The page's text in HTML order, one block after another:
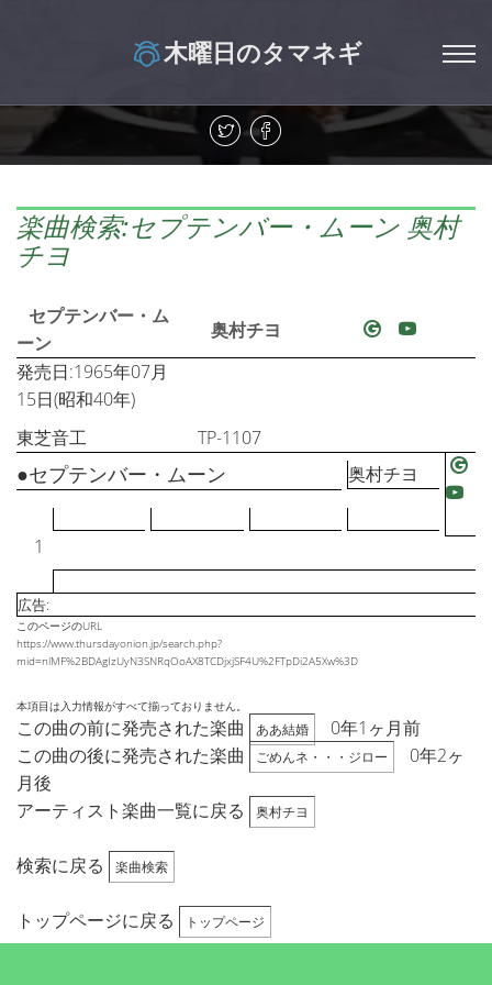
木曜日のタマネギ
楽曲検索:セプテンバー・ムーン 奥村
チヨ
セプテンバー・ム
ーン
奥村チヨ
発売日:1965年07月
15日(昭和40年)
東芝音工
TP-1107
1
●セプテンバー・ムーン 奥村チヨ
広告:
このページのURL
https://www.thursdayonion.jp/search.php?
mid=nlMF%2BDAgIzUyN3SNRqOoAX8TCDjxjSF4U%2FTpDi2A5Xw%3D
本項目は入力情報がすべて揃っておりません。
この曲の前に発売された楽曲 ああ結婚
0年1ヶ月前
この曲の後に発売された楽曲
ごめんネ・・・ジロー
0年2ヶ
月後
アーティスト楽曲一覧に戻る
奥村チヨ
検索に戻る 楽曲検索
トップページに戻る トップページ